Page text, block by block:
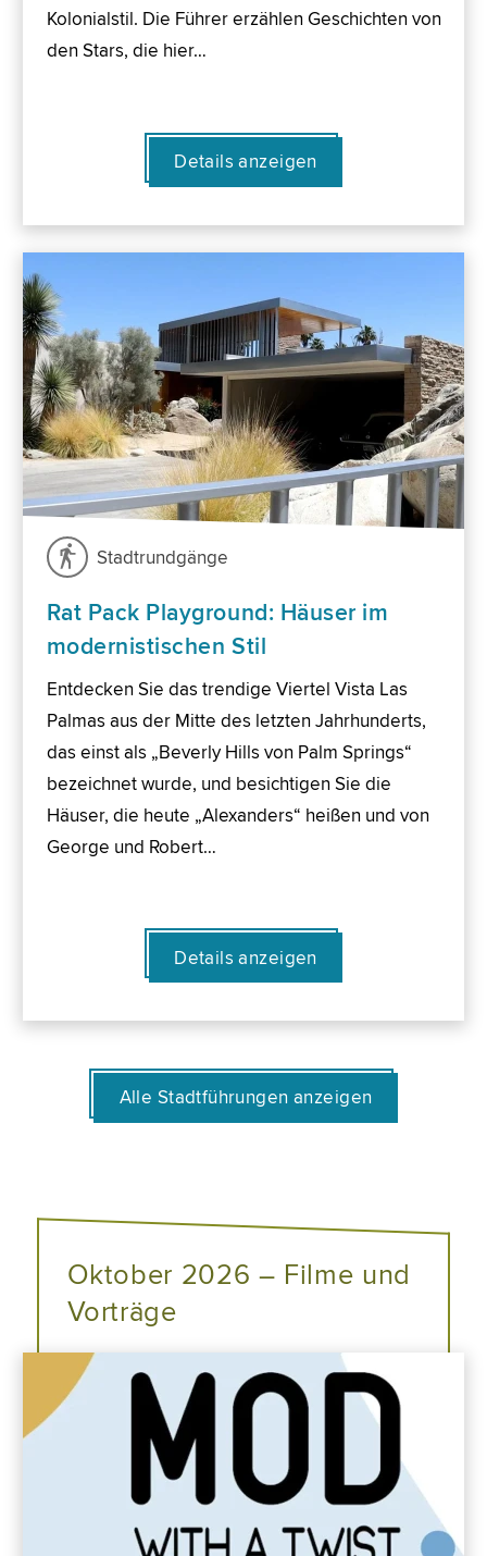
Kolonialstil. Die Führer erzählen Geschichten von
den Stars, die hier…
Details anzeigen
Stadtrundgänge
Rat Pack Playground: Häuser im
modernistischen Stil
Entdecken Sie das trendige Viertel Vista Las
Palmas aus der Mitte des letzten Jahrhunderts,
das einst als „Beverly Hills von Palm Springs“
bezeichnet wurde, und besichtigen Sie die
Häuser, die heute „Alexanders“ heißen und von
George und Robert…
Details anzeigen
Alle Stadtführungen anzeigen
Oktober 2026 – Filme und
Vorträge